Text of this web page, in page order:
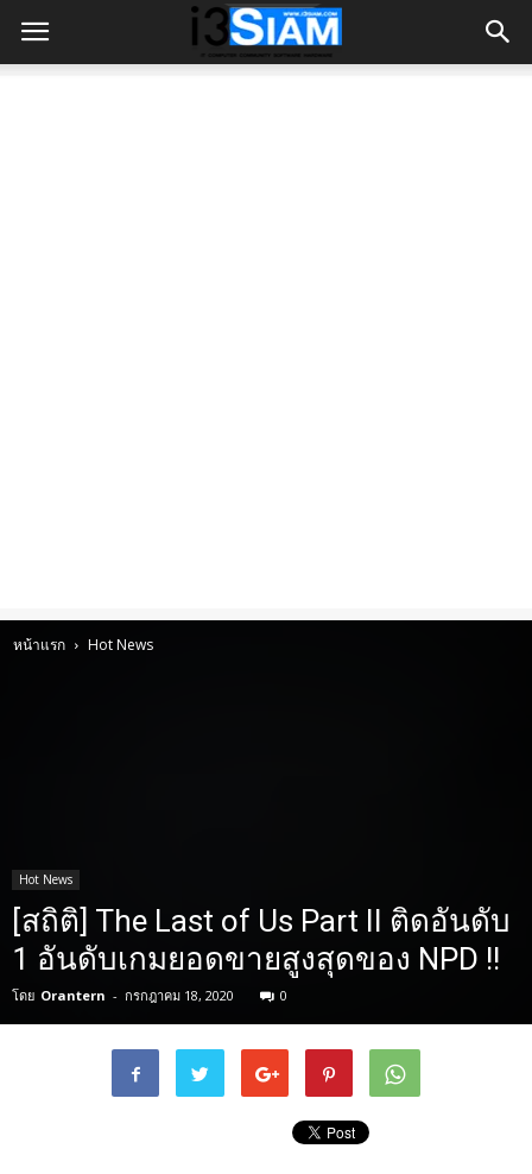
หน้าแรก Hot News
Hot News
[สถิติ] The Last of Us Part II ติดอันดับ
1 อันดับเกมยอดขายสูงสุดของ NPD !!
โดย Orantern - กรกฎาคม 18, 2020 0